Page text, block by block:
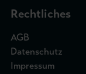
Rechtliches
AGB
Datenschutz
Impressum